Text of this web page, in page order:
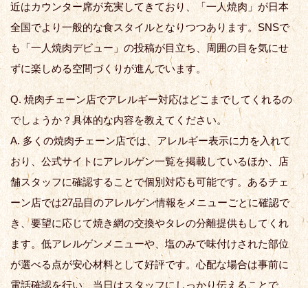
近はカウンター席が充実してきており、「一人焼肉」が日本
全国でより一般的な食スタイルとなりつつあります。SNSで
も「一人焼肉デビュー」の投稿が目立ち、周囲の目を気にせ
ずに楽しめる空間づくりが進んでいます。
Q. 焼肉チェーン店でアレルギー対応はどこまでしてくれるの
でしょうか？具体的な内容を教えてください。
A. 多くの焼肉チェーン店では、アレルギー表示に力を入れて
おり、公式サイトにアレルゲン一覧を掲載しているほか、店
舗スタッフに確認することで個別対応も可能です。あるチェ
ーン店では27品目のアレルゲン情報をメニューごとに確認で
き、要望に応じて焼き網の交換やタレの分離提供もしてくれ
ます。低アレルゲンメニューや、塩のみで味付けされた部位
が選べる点が安心材料として好評です。心配な場合は事前に
電話確認を行い、当日はスタッフにしっかり伝えることで、